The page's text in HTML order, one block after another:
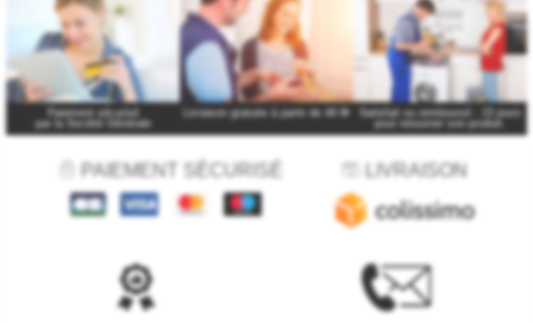
Paiement sécurisé
par la Société Générale
Livraison gratuite à partir de 49 €*
Satisfait ou remboursé : 15 jours
pour retourner son produit.
PAIEMENT SÉCURISÉ LIVRAISON